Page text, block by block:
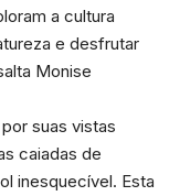
a cultura
e desfrutar
Monise
suas vistas
caiadas de
inesquecível. Esta